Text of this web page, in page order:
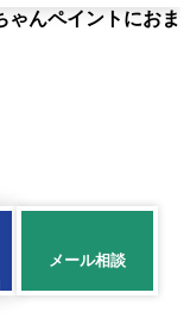
メール相談